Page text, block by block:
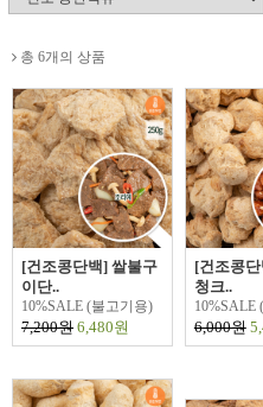
총 6개의 상품
[건조콩단백] 쌀불구
이단..
10%SALE (불고기용)
7,200원 6,480원
[건조콩
청크..
10%SALE
6,000원